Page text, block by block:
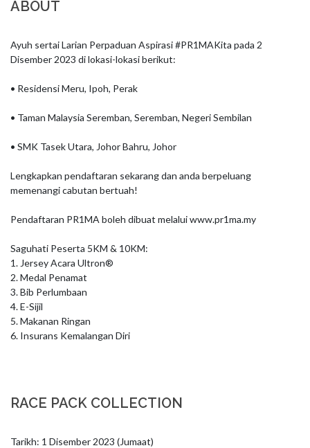
ABOUT
Ayuh sertai Larian Perpaduan Aspirasi #PR1MAKita pada 2
Disember 2023 di lokasi-lokasi berikut:
• Residensi Meru, Ipoh, Perak
• Taman Malaysia Seremban, Seremban, Negeri Sembilan
• SMK Tasek Utara, Johor Bahru, Johor
Lengkapkan pendaftaran sekarang dan anda berpeluang
memenangi cabutan bertuah!
Pendaftaran PR1MA boleh dibuat melalui www.pr1ma.my
Saguhati Peserta 5KM & 10KM:
1. Jersey Acara Ultron®️
2. Medal Penamat
3. Bib Perlumbaan
4. E-Sijil
5. Makanan Ringan
6. Insurans Kemalangan Diri
RACE PACK COLLECTION
Tarikh: 1 Disember 2023 (Jumaat)